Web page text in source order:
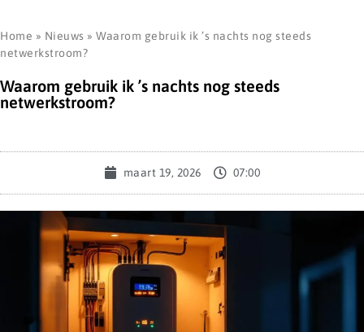
Home » Nieuws » Waarom gebruik ik ’s nachts nog steeds
netwerkstroom?
Waarom gebruik ik ’s nachts nog steeds
netwerkstroom?
maart 19, 2026 07:00